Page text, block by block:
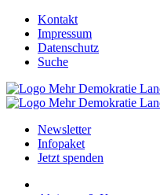
Kontakt
Impressum
Datenschutz
Suche
Newsletter
Infopaket
Jetzt spenden